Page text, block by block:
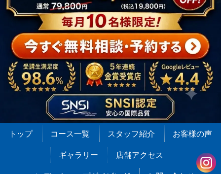
トップ コース一覧 スタッフ紹介 お客様の声
ギャラリー 店舗アクセス